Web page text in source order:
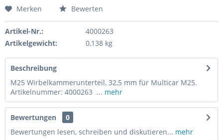
Merken Bewerten
Artikel-Nr.:
4000263
Artikelgewicht:
0,138 kg
Beschreibung
M25 Wirbelkammerunterteil, 32,5 mm für Multicar M25.
Artikelnummer: 4000263 ... mehr
Bewertungen
0
Bewertungen lesen, schreiben und diskutieren... mehr